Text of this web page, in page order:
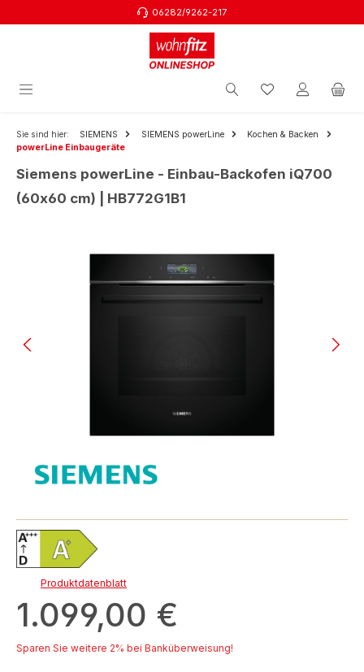
06282/9262-217
Sie sind hier: SIEMENS SIEMENS powerLine
Kochen & Backen
powerLine Einbaugeräte
Siemens powerLine - Einbau-Backofen iQ700
(60x60 cm) | HB772G1B1
Produktdatenblatt
1.099,00 €
Sparen Sie weitere 2% bei Banküberweisung!